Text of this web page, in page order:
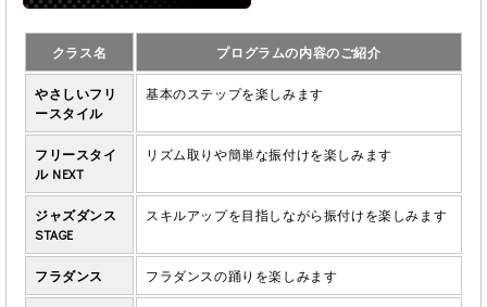
クラス名 プログラムの内容のご紹介
やさしいフリ
ースタイル
基本のステップを楽しみます
フリースタイ
ル NEXT
リズム取りや簡単な振付けを楽しみます
ジャズダンス
STAGE
スキルアップを目指しながら振付けを楽しみます
フラダンス フラダンスの踊りを楽しみます